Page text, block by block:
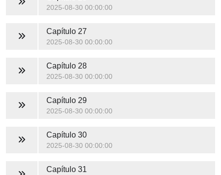
2025-08-30 00:00:00
Capítulo 27
2025-08-30 00:00:00
Capítulo 28
2025-08-30 00:00:00
Capítulo 29
2025-08-30 00:00:00
Capítulo 30
2025-08-30 00:00:00
Capítulo 31